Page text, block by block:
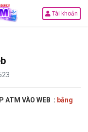
Tài khoản
ATM VÀO WEB : bằng